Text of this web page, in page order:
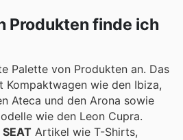
aufbereitet in den
und im Online-
Produkten finde ich
Palette von Produkten an. Das
Kompaktwagen wie den Ibiza,
Ateca und den Arona sowie
wie den Leon Cupra.
SEAT Artikel wie T-Shirts,